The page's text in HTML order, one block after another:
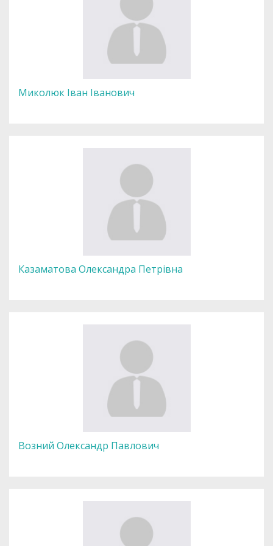
Миколюк Іван Іванович
Казаматова Олександра Петрівна
Возний Олександр Павлович